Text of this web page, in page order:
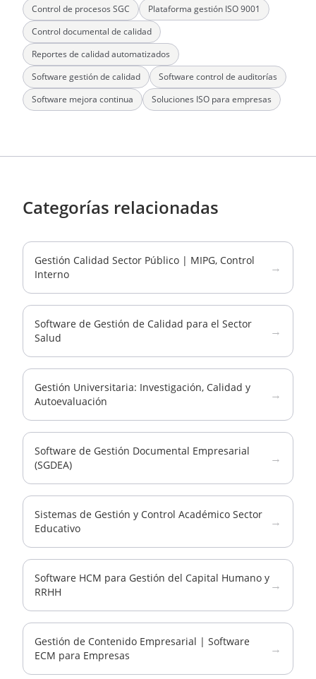
Control de procesos SGC
Plataforma gestión ISO 9001
Control documental de calidad
Reportes de calidad automatizados
Software gestión de calidad
Software control de auditorías
Software mejora continua
Soluciones ISO para empresas
Categorías relacionadas
Gestión Calidad Sector Público | MIPG, Control
Interno
→
Software de Gestión de Calidad para el Sector
Salud
→
Gestión Universitaria: Investigación, Calidad y
Autoevaluación
→
Software de Gestión Documental Empresarial
(SGDEA)
→
Sistemas de Gestión y Control Académico Sector
Educativo
→
Software HCM para Gestión del Capital Humano y
RRHH
→
Gestión de Contenido Empresarial | Software
ECM para Empresas
→